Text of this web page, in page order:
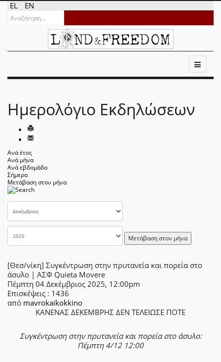
EL EN
Ημερολόγιο Εκδηλώσεων
Ανά έτος
Ανά μήνα
Ανά εβδομάδα
Σήμερα
Μετάβαση στον μήνα
Μετάβαση στον μήνα
[Θεσ/νίκη] Συγκέντρωση στην πρυτανεία και πορεία στο
άσυλο | ΑΣΦ Quieta Movere
Πέμπτη 04 Δεκέμβριος 2025, 12:00pm
Επισκέψεις : 1436
από mavrokaikokkino
ΚΑΝΕΝΑΣ ΔΕΚΕΜΒΡΗΣ ΔΕΝ ΤΕΛΕΙΩΣΕ ΠΟΤΕ
Συγκέντρωση στην πρυτανεία και πορεία στο άσυλο:
Πέμπτη 4/12 12:00